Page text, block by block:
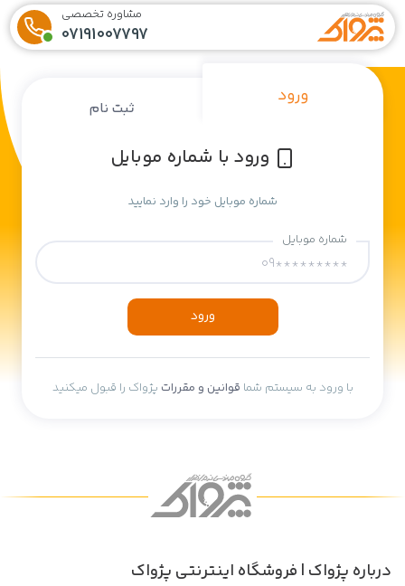
مشاوره تخصصی
07191007797
ورود
ثبت نام
ورود با شماره موبایل
شماره موبایل خود را وارد نمایید
شماره موبایل
ورود
با ورود به سیستم شما قوانین و مقررات پژواک را قبول میکنید
درباره پژواک | فروشگاه اینترنتی پژواک